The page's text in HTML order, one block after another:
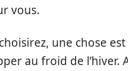
vous.
une chose
au froid de l’hiver.